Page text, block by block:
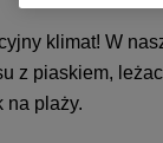
klimat! W
z piaskiem,
na plaży.